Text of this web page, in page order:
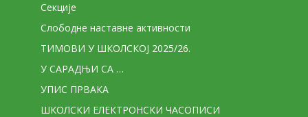
Секције
Слободне наставне активности
ТИМОВИ У ШКОЛСКОЈ 2025/26.
У САРАДЊИ СА …
УПИС ПРВАКА
ШКОЛСКИ ЕЛЕКТРОНСКИ ЧАСОПИСИ